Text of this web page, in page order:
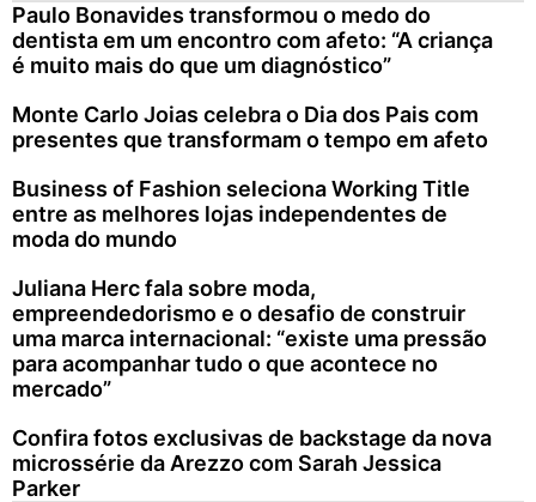
Paulo Bonavides transformou o medo do
dentista em um encontro com afeto: “A criança
é muito mais do que um diagnóstico”
Monte Carlo Joias celebra o Dia dos Pais com
presentes que transformam o tempo em afeto
Business of Fashion seleciona Working Title
entre as melhores lojas independentes de
moda do mundo
Juliana Herc fala sobre moda,
empreendedorismo e o desafio de construir
uma marca internacional: “existe uma pressão
para acompanhar tudo o que acontece no
mercado”
Confira fotos exclusivas de backstage da nova
microssérie da Arezzo com Sarah Jessica
Parker